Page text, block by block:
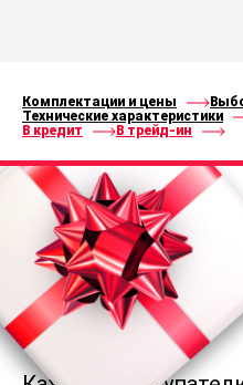
Комплектации и цены
Технические характеристики
В кредит
В трейд-ин